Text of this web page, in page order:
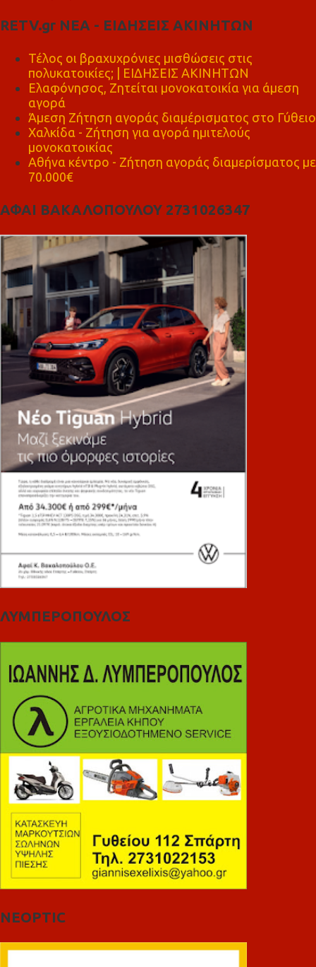
RETV.gr ΝΕΑ - ΕΙΔΗΣΕΙΣ ΑΚΙΝΗΤΩΝ
Τέλος οι βραχυχρόνιες μισθώσεις στις
πολυκατοικίες; | ΕΙΔΗΣΕΙΣ ΑΚΙΝΗΤΩΝ
Ελαφόνησος, Ζητείται μονοκατοικία για άμεση
αγορά
Άμεση Ζήτηση αγοράς διαμέρισματος στο Γύθειο
Χαλκίδα - Ζήτηση για αγορά ημιτελούς
μονοκατοικίας
Αθήνα κέντρο - Ζήτηση αγοράς διαμερίσματος με
70.000€
ΑΦΑΙ ΒΑΚΑΛΟΠΟΥΛΟΥ 2731026347
ΛΥΜΠΕΡΟΠΟΥΛΟΣ
NEOPTIC